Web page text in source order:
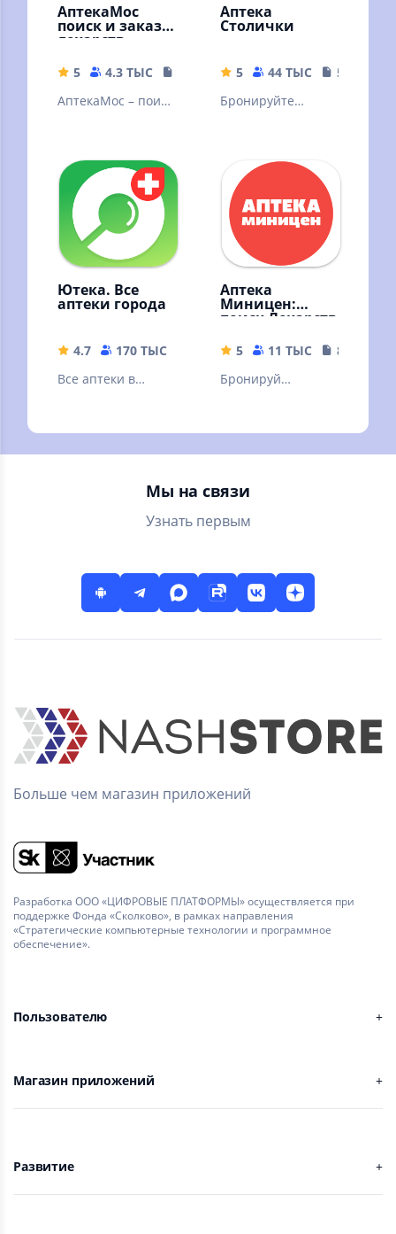
АптекаМос
поиск и заказ
лекарств
5 4.3 ТЫС
2.74 MB
АптекаМос – поиск
Подмосковья и
регионов.
Аптека
Столички
5 44 ТЫС
55.52 MB
Бронируйте
забирайте их в
любой аптеке сети
Столички!
Ютека. Все
аптеки города
4.7 170 ТЫС
86.12 MB
Все аптеки в
Сравнивайте цены
и заказывайте
Аптека
Миницен:
поиск Лекарств
5 11 ТЫС
82.48 MB
Бронируй
Мы на связи
Узнать первым
Больше чем магазин приложений
Разработка ООО «ЦИФРОВЫЕ ПЛАТФОРМЫ» осуществляется при
поддержке Фонда «Сколково», в рамках направления
«Стратегические компьютерные технологии и программное
обеспечение».
Пользователю
Магазин приложений
Развитие